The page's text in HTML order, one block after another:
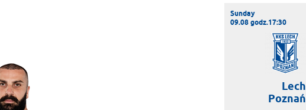
Sunday
09.08 godz.17:30
Lech
Poznań